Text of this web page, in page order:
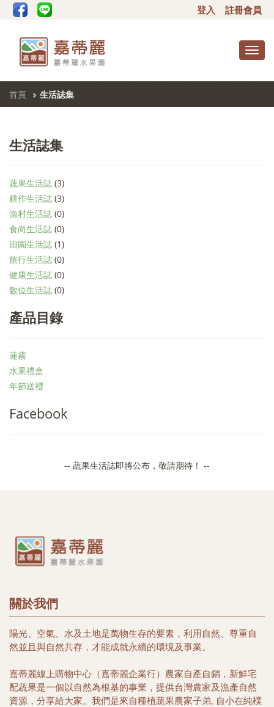
登入 註冊會員
首頁 生活誌集
生活誌集
蔬果生活誌 (3)
耕作生活誌 (3)
漁村生活誌 (0)
食尚生活誌 (0)
田園生活誌 (1)
旅行生活誌 (0)
健康生活誌 (0)
數位生活誌 (0)
產品目錄
蓮霧
水果禮盒
年節送禮
Facebook
-- 蔬果生活誌即將公布，敬請期待！ --
關於我們
陽光、空氣、水及土地是萬物生存的要素，利用自然、尊重自
然並且與自然共存，才能成就永續的環境及事業。
嘉蒂麗線上購物中心（嘉蒂麗企業行）農家自產自銷，新鮮宅
配蔬果是一個以自然為根基的事業，提供台灣農家及漁產自然
資源，分享給大家。我們是來自種植蔬果農家子弟, 自小在純樸